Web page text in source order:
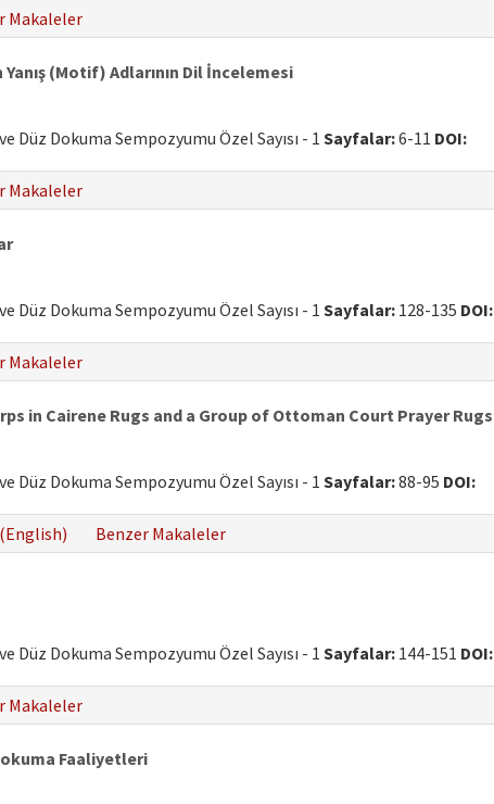
Makaleler
(Motif) Adlarının Dil İncelemesi
Düz Dokuma Sempozyumu Özel Sayısı - 1 Sayfalar:6-11 DOI:
Makaleler
Düz Dokuma Sempozyumu Özel Sayısı - 1 Sayfalar: 128-135 DOI:
Makaleler
in Cairene Rugs and a Group of Ottoman Court Prayer Rugs
Düz Dokuma Sempozyumu Özel Sayısı - 1 Sayfalar:88-95 DOI:
Benzer Makaleler
Düz Dokuma Sempozyumu Özel Sayısı - 1 Sayfalar: 144-151 DOI:
Makaleler
Faaliyetleri